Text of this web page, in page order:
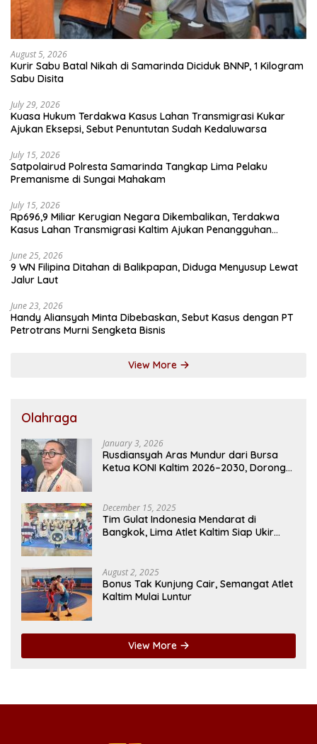
August 5, 2026
Kurir Sabu Batal Nikah di Samarinda Diciduk BNNP, 1 Kilogram
Sabu Disita
July 29, 2026
Kuasa Hukum Terdakwa Kasus Lahan Transmigrasi Kukar
Ajukan Eksepsi, Sebut Penuntutan Sudah Kedaluwarsa
July 15, 2026
Satpolairud Polresta Samarinda Tangkap Lima Pelaku
Premanisme di Sungai Mahakam
July 15, 2026
Rp696,9 Miliar Kerugian Negara Dikembalikan, Terdakwa
Kasus Lahan Transmigrasi Kaltim Ajukan Penangguhan
June 25, 2026
9 WN Filipina Ditahan di Balikpapan, Diduga Menyusup Lewat
Jalur Laut
June 23, 2026
Handy Aliansyah Minta Dibebaskan, Sebut Kasus dengan PT
Petrotrans Murni Sengketa Bisnis
View More
Olahraga
January 3, 2026
Rusdiansyah Aras Mundur dari Bursa
Ketua KONI Kaltim 2026–2030, Dorong
December 15, 2025
Tim Gulat Indonesia Mendarat di
Bangkok, Lima Atlet Kaltim Siap Ukir
August 2, 2025
Bonus Tak Kunjung Cair, Semangat Atlet
Kaltim Mulai Luntur
View More